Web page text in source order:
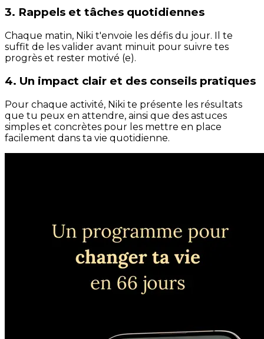
3. Rappels et tâches quotidiennes
Chaque matin, Niki t'envoie les défis du jour. Il te
suffit de les valider avant minuit pour suivre tes
progrès et rester motivé (e).
4. Un impact clair et des conseils pratiques
Pour chaque activité, Niki te présente les résultats
que tu peux en attendre, ainsi que des astuces
simples et concrètes pour les mettre en place
facilement dans ta vie quotidienne.